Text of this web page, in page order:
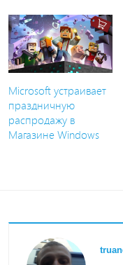
Microsoft устраивает
праздничную
распродажу в
Магазине Windows